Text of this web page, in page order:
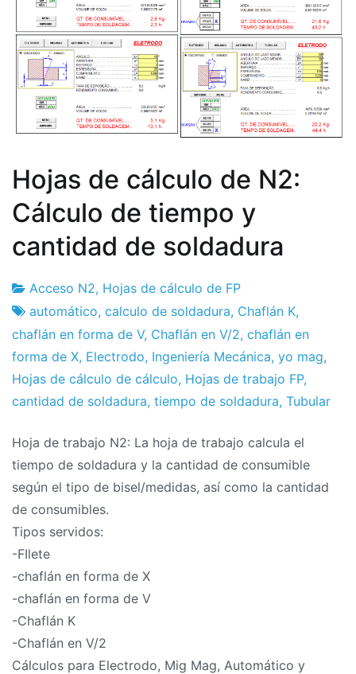
Hojas de cálculo de N2:
Cálculo de tiempo y
cantidad de soldadura
Fábrica
de
proyectos
13
de
agosto
de
2018
Acceso N2, Hojas de cálculo de FP
automático, calculo de soldadura, Chaflán K,
chaflán en forma de V, Chaflán en V/2, chaflán en
forma de X, Electrodo, Ingeniería Mecánica, yo mag,
Hojas de cálculo de cálculo, Hojas de trabajo FP,
cantidad de soldadura, tiempo de soldadura, Tubular
Hoja de trabajo N2: La hoja de trabajo calcula el
tiempo de soldadura y la cantidad de consumible
según el tipo de bisel/medidas, así como la cantidad
de consumibles.
Tipos servidos:
-FIlete
-chaflán en forma de X
-chaflán en forma de V
-Chaflán K
-Chaflán en V/2
Cálculos para Electrodo, Mig Mag, Automático y